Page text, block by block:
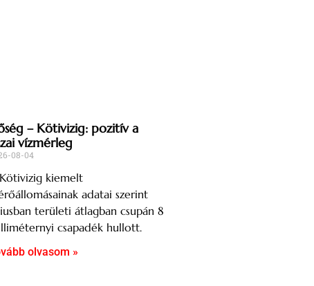
– Kötivizig: pozitív a
vízmérleg
08-04
kiemelt
adatai szerint
területi átlagban csupán 8
csapadék hullott.
olvasom »